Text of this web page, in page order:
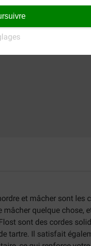
et mâcher sont les
quelque chose,
sont des cordes
tartre. Il satisfait